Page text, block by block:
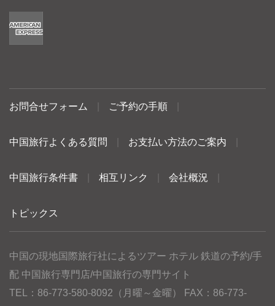
お問合せフォーム ご予約の手順
中国旅行よくある質問 お支払い方法のご案内
中国旅行条件書 相互リンク 会社概況
トピックス
中国の現地国際旅行社によるツアー ホテル 鉄道の予約/手
配 中国旅行専門店/中国旅行の専門サイト
TEL：86-773-580-8092（月曜～金曜） FAX：86-773-